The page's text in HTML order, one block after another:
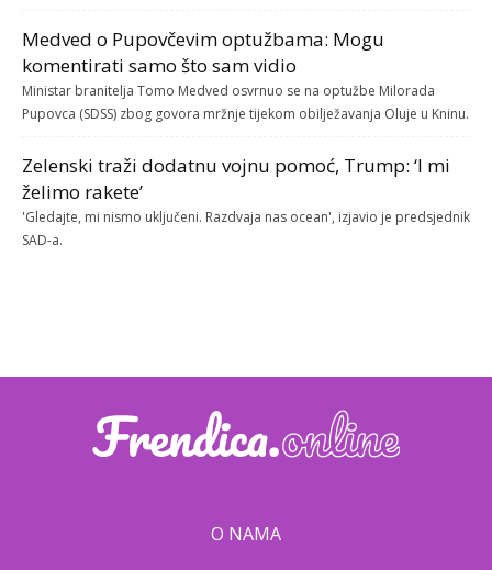
Medved o Pupovčevim optužbama: Mogu
komentirati samo što sam vidio
Ministar branitelja Tomo Medved osvrnuo se na optužbe Milorada
Pupovca (SDSS) zbog govora mržnje tijekom obilježavanja Oluje u Kninu.
Zelenski traži dodatnu vojnu pomoć, Trump: ‘I mi
želimo rakete’
'Gledajte, mi nismo uključeni. Razdvaja nas ocean', izjavio je predsjednik
SAD-a.
O NAMA